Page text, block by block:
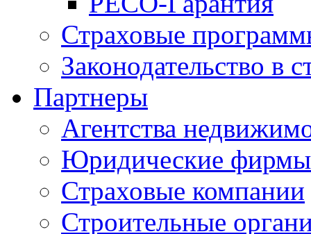
Страховые
Законодательство в
Партнеры
Агентства
Юридические фирмы
Страховые компании
Строительные